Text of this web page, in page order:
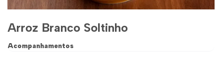
Arroz Branco Soltinho
Acompanhamentos